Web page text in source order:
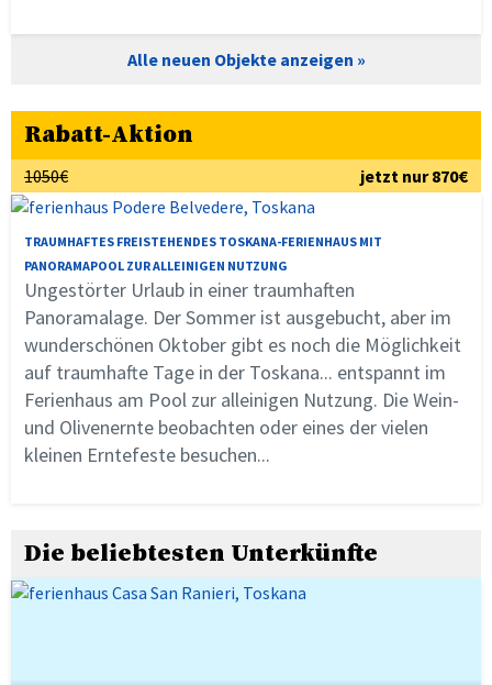
Alle neuen Objekte anzeigen
Rabatt-Aktion
1050€ jetzt nur 870€
TRAUMHAFTES FREISTEHENDES TOSKANA-FERIENHAUS MIT
PANORAMAPOOL ZUR ALLEINIGEN NUTZUNG
Ungestörter Urlaub in einer traumhaften
Panoramalage. Der Sommer ist ausgebucht, aber im
wunderschönen Oktober gibt es noch die Möglichkeit
auf traumhafte Tage in der Toskana... entspannt im
Ferienhaus am Pool zur alleinigen Nutzung. Die Wein-
und Olivenernte beobachten oder eines der vielen
kleinen Erntefeste besuchen...
Die beliebtesten Unterkünfte